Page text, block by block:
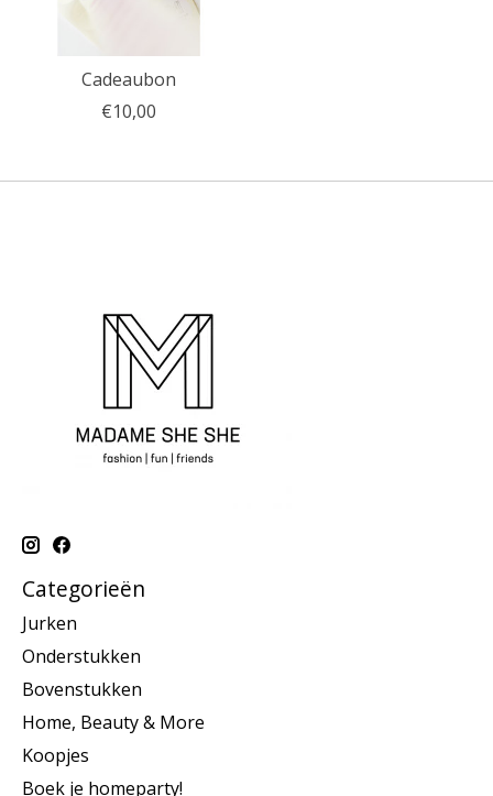
Cadeaubon
€10,00
Categorieën
Jurken
Onderstukken
Bovenstukken
Home, Beauty & More
Koopjes
Boek je homeparty!